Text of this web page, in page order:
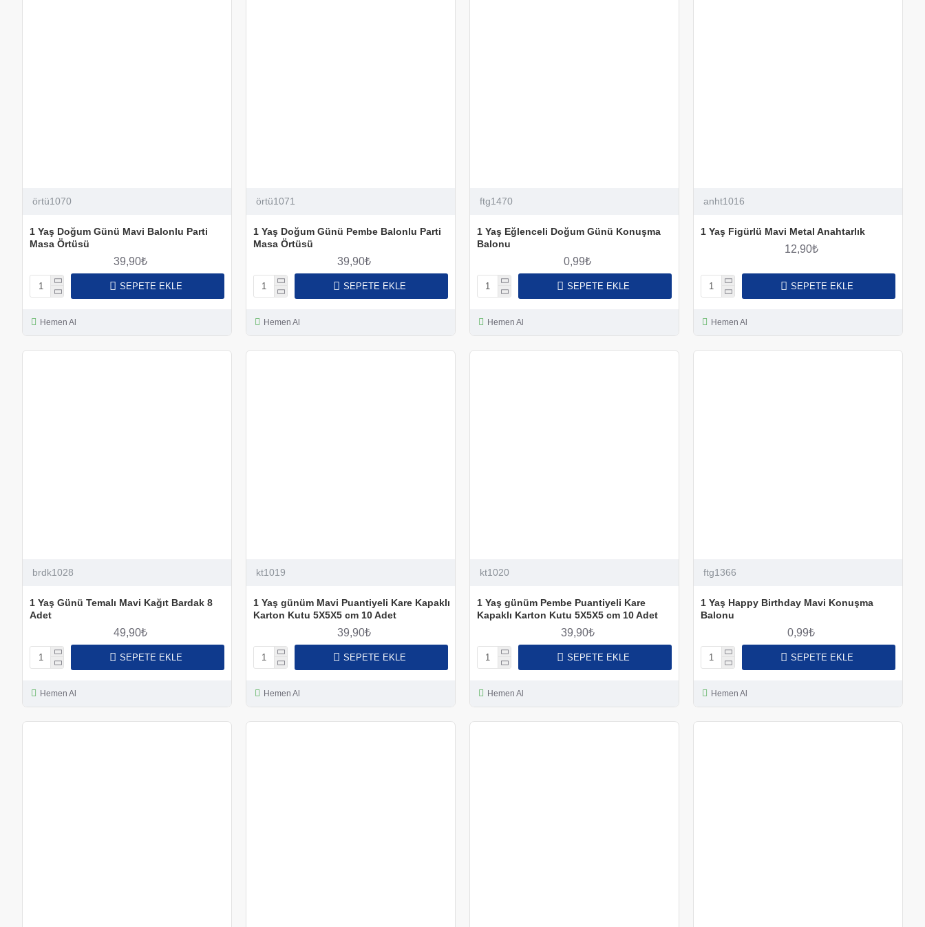
örtü1070
1 Yaş Doğum Günü Mavi Balonlu Parti
Masa Örtüsü
39,90₺
SEPETE EKLE
Hemen Al
örtü1071
1 Yaş Doğum Günü Pembe Balonlu Parti
Masa Örtüsü
39,90₺
SEPETE EKLE
Hemen Al
ftg1470
1 Yaş Eğlenceli Doğum Günü Konuşma
Balonu
0,99₺
SEPETE EKLE
Hemen Al
anht1016
1 Yaş Figürlü Mavi Metal Anahtarlık
12,90₺
SEPETE EKLE
Hemen Al
brdk1028
1 Yaş Günü Temalı Mavi Kağıt Bardak 8
Adet
49,90₺
SEPETE EKLE
Hemen Al
kt1019
1 Yaş günüm Mavi Puantiyeli Kare Kapaklı
Karton Kutu 5X5X5 cm 10 Adet
39,90₺
SEPETE EKLE
Hemen Al
kt1020
1 Yaş günüm Pembe Puantiyeli Kare
Kapaklı Karton Kutu 5X5X5 cm 10 Adet
39,90₺
SEPETE EKLE
Hemen Al
ftg1366
1 Yaş Happy Birthday Mavi Konuşma
Balonu
0,99₺
SEPETE EKLE
Hemen Al